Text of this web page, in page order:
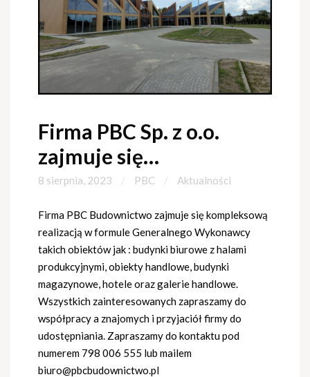
Firma PBC Sp. z o.o.
zajmuje się…
8 sierpnia, 2023 PBC Aktualności
Firma PBC Budownictwo zajmuje się kompleksową
realizacją w formule Generalnego Wykonawcy
takich obiektów jak : budynki biurowe z halami
produkcyjnymi, obiekty handlowe, budynki
magazynowe, hotele oraz galerie handlowe.
Wszystkich zainteresowanych zapraszamy do
współpracy a znajomych i przyjaciół firmy do
udostępniania. Zapraszamy do kontaktu pod
numerem 798 006 555 lub mailem
biuro@pbcbudownictwo.pl